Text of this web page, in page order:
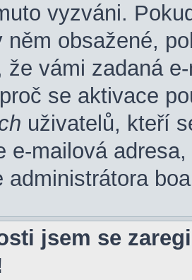
vyzváni.
něm obsažené,
že vámi zadaná
se aktivace
uživatelů, kteří
e-mailová
administrátora
jsem se